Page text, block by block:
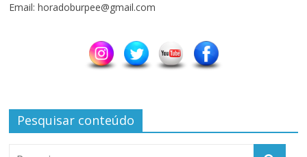
Email: horadoburpee@gmail.com
Pesquisar conteúdo